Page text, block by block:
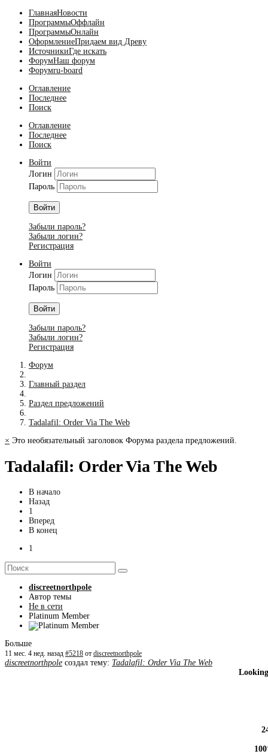
ГлавнаяНовости
ПрограммыОффлайн
ПрограммыОнлайн
ОформлениеПридаем вид Древу
ИсточникиГде искать
ФорумНаш форум
Форумru-board
Оглавление
Последнее
Поиск
Оглавление
Последнее
Поиск
Войти
Логин
Пароль
Войти
Забыли пароль?
Забыли логин?
Регистрация
Войти
Логин
Пароль
Войти
Забыли пароль?
Забыли логин?
Регистрация
Форум
Главный раздел
Раздел предложений
Tadalafil: Order Via The Web
× Это необязательный заголовок Форума раздела предложений.
Tadalafil: Order Via The Web
В начало
Назад
1
Вперед
В конец
1
discreetnorthpole
Автор темы
Не в сети
Platinum Member
Больше
11 мес. 4 нед. назад #5218 от discreetnorthpole
discreetnorthpole создал тему: Tadalafil: Order Via The Web